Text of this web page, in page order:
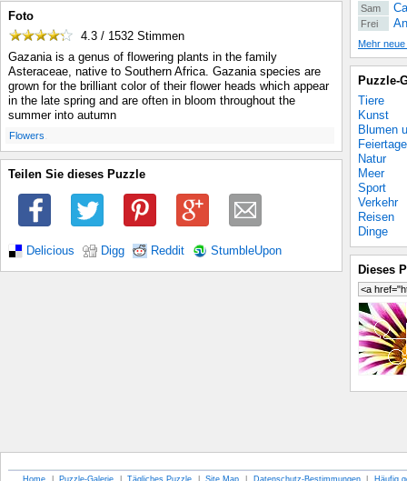
Foto
4.3 / 1532 Stimmen
Gazania is a genus of flowering plants in the family
Asteraceae, native to Southern Africa. Gazania species are
grown for the brilliant color of their flower heads which appear
in the late spring and are often in bloom throughout the
summer into autumn
Flowers
Teilen Sie dieses Puzzle
Delicious Digg Reddit StumbleUpon
Sam
Frei
Mehr
Puzzle-
Tiere
Kunst
Blumen
Feiertage
Natur
Meer
Sport
Verkehr
Reisen
Dinge
Dieses
Home | Puzzle-Galerie | Tägliches Puzzle | Site Map | Datenschutz-Bestimmungen | Häufig